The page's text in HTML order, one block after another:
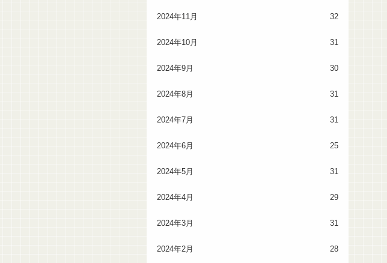
2024年11月 32
2024年10月 31
2024年9月 30
2024年8月 31
2024年7月 31
2024年6月 25
2024年5月 31
2024年4月 29
2024年3月 31
2024年2月 28